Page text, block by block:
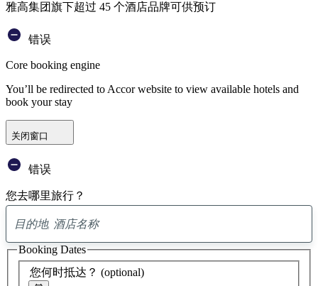
雅高集团旗下超过 45 个酒店品牌可供预订
错误
Core booking engine
You’ll be redirected to Accor website to view available hotels and
book your stay
关闭窗口
错误
您去哪里旅行？
找
到
您何时抵达？ (optional)
Booking Dates